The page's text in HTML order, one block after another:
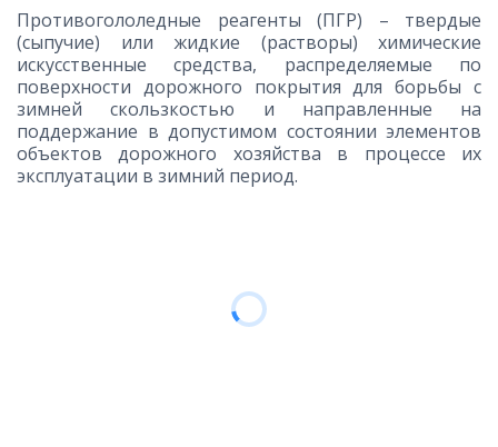
Противогололедные реагенты (ПГР) – твердые
(сыпучие) или жидкие (растворы) химические
искусственные средства, распределяемые по
поверхности дорожного покрытия для борьбы с
зимней скользкостью и направленные на
поддержание в допустимом состоянии элементов
объектов дорожного хозяйства в процессе их
эксплуатации в зимний период.